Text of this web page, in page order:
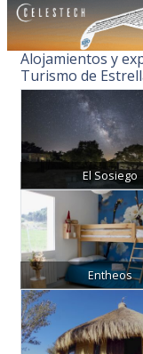
Alojamientos y
Turismo de
El Sosiego
Entheos